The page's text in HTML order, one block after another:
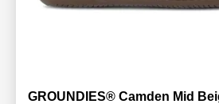
GROUNDIES® Camden Mid